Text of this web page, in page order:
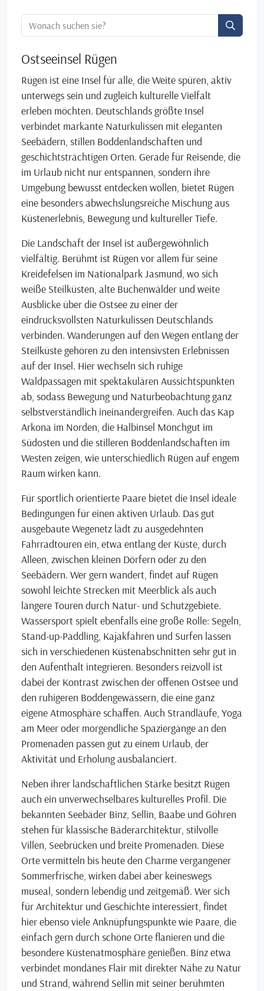
Ortssuche:
Ostseeinsel Rügen
Rügen ist eine Insel für alle, die Weite spüren, aktiv
unterwegs sein und zugleich kulturelle Vielfalt
erleben möchten. Deutschlands größte Insel
verbindet markante Naturkulissen mit eleganten
Seebädern, stillen Boddenlandschaften und
geschichtsträchtigen Orten. Gerade für Reisende, die
im Urlaub nicht nur entspannen, sondern ihre
Umgebung bewusst entdecken wollen, bietet Rügen
eine besonders abwechslungsreiche Mischung aus
Küstenerlebnis, Bewegung und kultureller Tiefe.
Die Landschaft der Insel ist außergewöhnlich
vielfältig. Berühmt ist Rügen vor allem für seine
Kreidefelsen im Nationalpark Jasmund, wo sich
weiße Steilküsten, alte Buchenwälder und weite
Ausblicke über die Ostsee zu einer der
eindrucksvollsten Naturkulissen Deutschlands
verbinden. Wanderungen auf den Wegen entlang der
Steilküste gehören zu den intensivsten Erlebnissen
auf der Insel. Hier wechseln sich ruhige
Waldpassagen mit spektakulären Aussichtspunkten
ab, sodass Bewegung und Naturbeobachtung ganz
selbstverständlich ineinandergreifen. Auch das Kap
Arkona im Norden, die Halbinsel Mönchgut im
Südosten und die stilleren Boddenlandschaften im
Westen zeigen, wie unterschiedlich Rügen auf engem
Raum wirken kann.
Für sportlich orientierte Paare bietet die Insel ideale
Bedingungen für einen aktiven Urlaub. Das gut
ausgebaute Wegenetz lädt zu ausgedehnten
Fahrradtouren ein, etwa entlang der Küste, durch
Alleen, zwischen kleinen Dörfern oder zu den
Seebädern. Wer gern wandert, findet auf Rügen
sowohl leichte Strecken mit Meerblick als auch
längere Touren durch Natur- und Schutzgebiete.
Wassersport spielt ebenfalls eine große Rolle: Segeln,
Stand-up-Paddling, Kajakfahren und Surfen lassen
sich in verschiedenen Küstenabschnitten sehr gut in
den Aufenthalt integrieren. Besonders reizvoll ist
dabei der Kontrast zwischen der offenen Ostsee und
den ruhigeren Boddengewässern, die eine ganz
eigene Atmosphäre schaffen. Auch Strandläufe, Yoga
am Meer oder morgendliche Spaziergänge an den
Promenaden passen gut zu einem Urlaub, der
Aktivität und Erholung ausbalanciert.
Neben ihrer landschaftlichen Stärke besitzt Rügen
auch ein unverwechselbares kulturelles Profil. Die
bekannten Seebäder Binz, Sellin, Baabe und Göhren
stehen für klassische Bäderarchitektur, stilvolle
Villen, Seebrücken und breite Promenaden. Diese
Orte vermitteln bis heute den Charme vergangener
Sommerfrische, wirken dabei aber keineswegs
museal, sondern lebendig und zeitgemäß. Wer sich
für Architektur und Geschichte interessiert, findet
hier ebenso viele Anknüpfungspunkte wie Paare, die
einfach gern durch schöne Orte flanieren und die
besondere Küstenatmosphäre genießen. Binz etwa
verbindet mondänes Flair mit direkter Nähe zu Natur
und Strand, während Sellin mit seiner berühmten